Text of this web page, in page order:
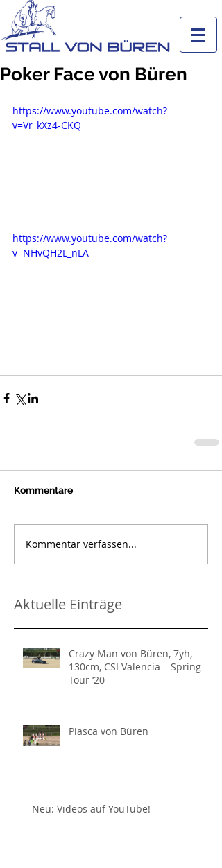
Poker Face von Büren
https://www.youtube.com/watch?
v=Vr_kXz4-CKQ
https://www.youtube.com/watch?
v=NHvQH2L_nLA
Kommentare
Kommentar verfassen...
Aktuelle Einträge
Crazy Man von Büren, 7yh,
130cm, CSI Valencia – Spring
Tour ’20
Piasca von Büren
Neu: Videos auf YouTube!